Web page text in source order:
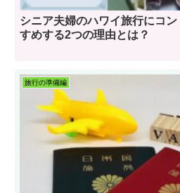
シニア夫婦のハワイ旅行にコ
すめする2つの理由とは？
旅行の準備編